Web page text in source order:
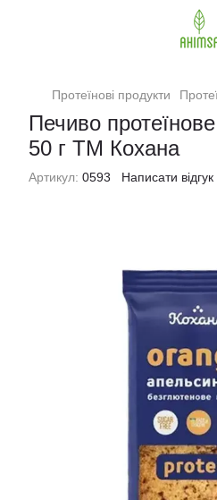
Протеїнові продукти
Печиво
50 г ТМ Кохана
Артикул: 0593 Написати відгук